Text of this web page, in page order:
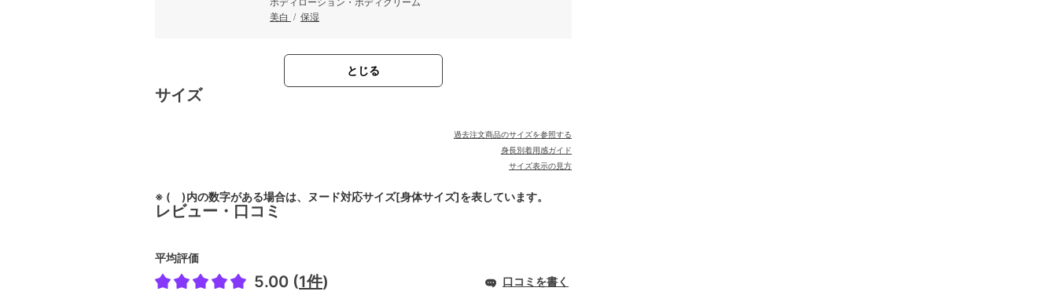
ボディローション・ボディクリーム
美白 / 保湿
とじる
サイズ
過去注文商品のサイズを参照する
身長別着用感ガイド
サイズ表示の見方
※ ( )内の数字がある場合は、ヌード対応サイズ[身体サイズ]を表しています。
レビュー・口コミ
平均評価
5.00 (1件) 口コミを書く